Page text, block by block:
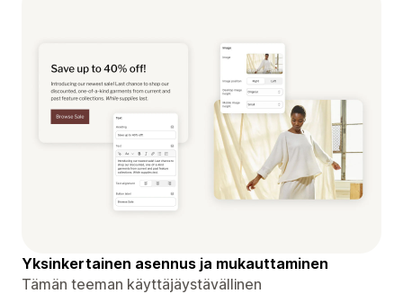
Yksinkertainen asennus ja mukauttaminen
Tämän teeman käyttäjäystävällinen